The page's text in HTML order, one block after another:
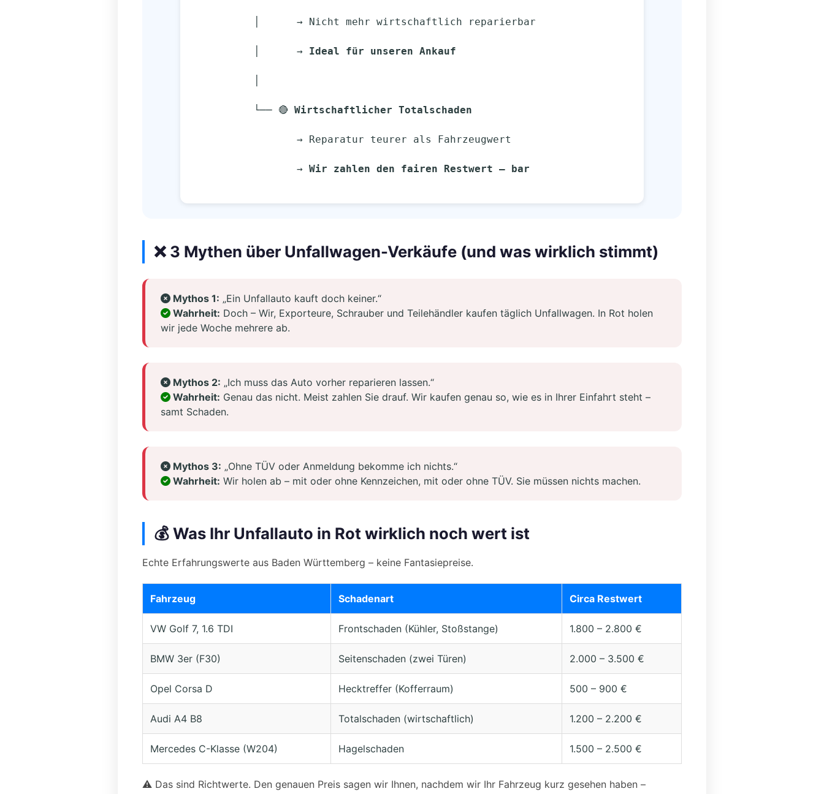
          │      → Nicht mehr wirtschaftlich reparierbar
          │      →
Ideal für unseren Ankauf
          └── 🔴
Wirtschaftlicher Totalschaden
                 → Reparatur teurer als Fahrzeugwert
                 →
Wir zahlen den fairen Restwert – bar
❌ 3 Mythen über Unfallwagen-Verkäufe (und was wirklich stimmt)
Mythos 1: „Ein Unfallauto kauft doch keiner.“
Wahrheit: Doch – Wir, Exporteure, Schrauber und Teilehändler kaufen täglich Unfallwagen. In Rot holen
wir jede Woche mehrere ab.
Mythos 2: „Ich muss das Auto vorher reparieren lassen.“
Wahrheit: Genau das nicht. Meist zahlen Sie drauf. Wir kaufen genau so, wie es in Ihrer Einfahrt steht –
samt Schaden.
Mythos 3: „Ohne TÜV oder Anmeldung bekomme ich nichts.“
Wahrheit: Wir holen ab – mit oder ohne Kennzeichen, mit oder ohne TÜV. Sie müssen nichts machen.
💰 Was Ihr Unfallauto in Rot wirklich noch wert ist
Echte Erfahrungswerte aus Baden Württemberg – keine Fantasiepreise.
Fahrzeug Schadenart Circa Restwert
VW Golf 7, 1.6 TDI Frontschaden (Kühler, Stoßstange) 1.800 – 2.800 €
BMW 3er (F30) Seitenschaden (zwei Türen) 2.000 – 3.500 €
Opel Corsa D Hecktreffer (Kofferraum) 500 – 900 €
Audi A4 B8 Totalschaden (wirtschaftlich) 1.200 – 2.200 €
Mercedes C-Klasse (W204) Hagelschaden 1.500 – 2.500 €
⚠️ Das sind Richtwerte. Den genauen Preis sagen wir Ihnen, nachdem wir Ihr Fahrzeug kurz gesehen haben –